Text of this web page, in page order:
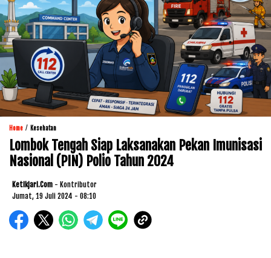
Home / Kesehatan
Lombok Tengah Siap Laksanakan Pekan Imunisasi
Nasional (PIN) Polio Tahun 2024
Ketikjari.com - Kontributor
Jumat, 19 Juli 2024 - 08:10